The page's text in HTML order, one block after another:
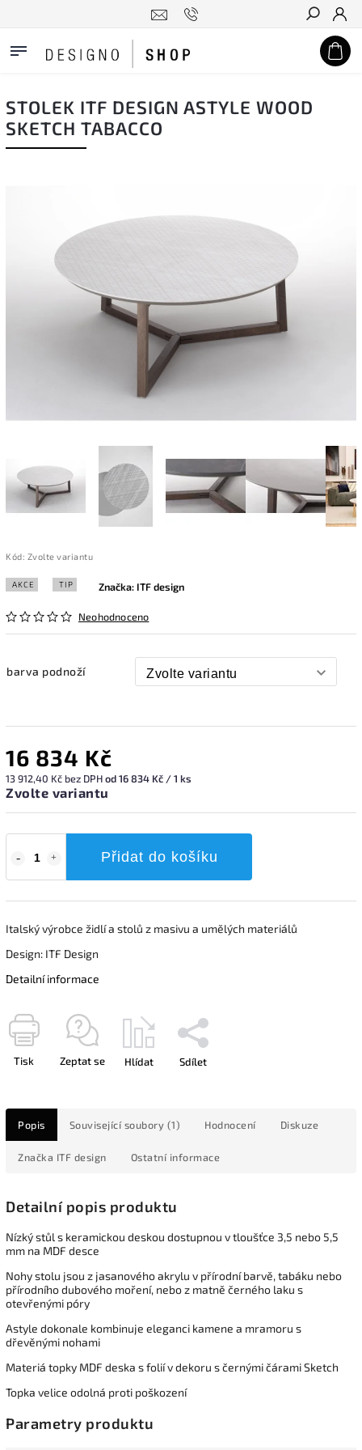
Hledat
STOLEK ITF DESIGN ASTYLE WOOD
SKETCH TABACCO
Kód: Zvolte variantu
AKCE TIP
Neohodnoceno
Značka: ITF design
barva podnoží
16 834 Kč
13 912,40 Kč bez DPHod 16 834 Kč / 1 ks
Zvolte variantu
Přidat do košíku
Italský výrobce židlí a stolů z masivu a umělých materiálů
Design: ITF Design
Detailní informace
Tisk Zeptat se Hlídat Sdílet
Popis Související soubory (1) Hodnocení Diskuze
Značka ITF design Ostatní informace
Detailní popis produktu
Nízký stůl s keramickou deskou dostupnou v tloušťce 3,5 nebo 5,5
mm na MDF desce
Nohy stolu jsou z jasanového akrylu v přírodní barvě, tabáku nebo
přírodního dubového moření, nebo z matně černého laku s
otevřenými póry
Astyle dokonale kombinuje eleganci kamene a mramoru s
dřevěnými nohami
Materiá topky MDF deska s folií v dekoru s černými čárami Sketch
Topka velice odolná proti poškození
Parametry produktu